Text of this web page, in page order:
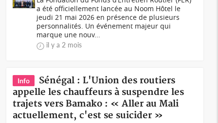
a été officiellement lancée au Noom Hôtel le
jeudi 21 mai 2026 en présence de plusieurs
personnalités. Un événement majeur qui
marque une nouv...
il y a 2 mois
Info
Sénégal : L'Union des routiers
appelle les chauffeurs à suspendre les
trajets vers Bamako : « Aller au Mali
actuellement, c'est se suicider »